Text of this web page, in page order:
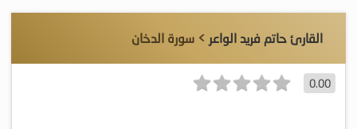
القارئ حاتم فريد الواعر > سورة الدخان
0.00